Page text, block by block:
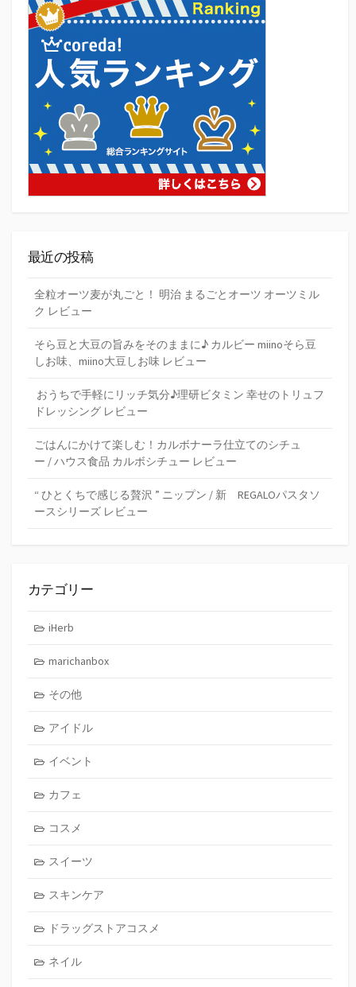
最近の投稿
全粒オーツ麦が丸ごと！ 明治 まるごとオーツ オーツミル
ク レビュー
そら豆と大豆の旨みをそのままに♪ カルビー miinoそら豆
しお味、miino大豆しお味 レビュー
おうちで手軽にリッチ気分♪理研ビタミン 幸せのトリュフ
ドレッシング レビュー
ごはんにかけて楽しむ！カルボナーラ仕立てのシチュ
ー / ハウス食品 カルボシチュー レビュー
“ ひとくちで感じる贅沢 ” ニップン / 新 REGALOパスタソ
ースシリーズ レビュー
カテゴリー
iHerb
marichanbox
その他
アイドル
イベント
カフェ
コスメ
スイーツ
スキンケア
ドラッグストアコスメ
ネイル